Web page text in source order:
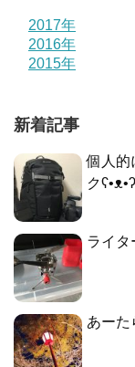
2017年
2016年
2015年
新着記事
個人的
クʕ•ᴥ•ʔ
ライタ
あーた